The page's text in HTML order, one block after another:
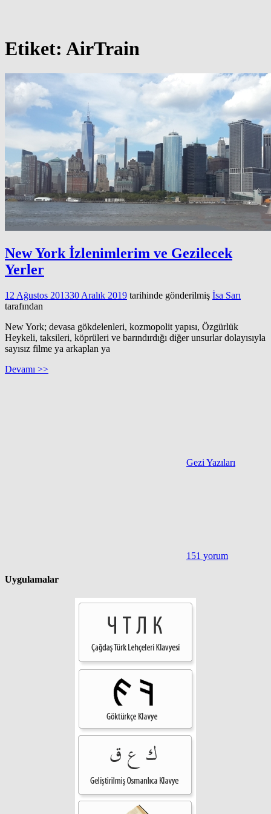
Etiket: AirTrain
New York İzlenimlerim ve Gezilecek
Yerler
12 Ağustos 201330 Aralık 2019 tarihinde gönderilmiş İsa Sarı
tarafından
New York; devasa gökdelenleri, kozmopolit yapısı, Özgürlük
Heykeli, taksileri, köprüleri ve barındırdığı diğer unsurlar dolayısıyla
sayısız filme ya arkaplan ya
Devamı >>
Gezi Yazıları
151 yorum
Uygulamalar